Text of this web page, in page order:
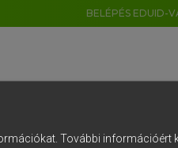
BELÉPÉS EDUID-
További információért